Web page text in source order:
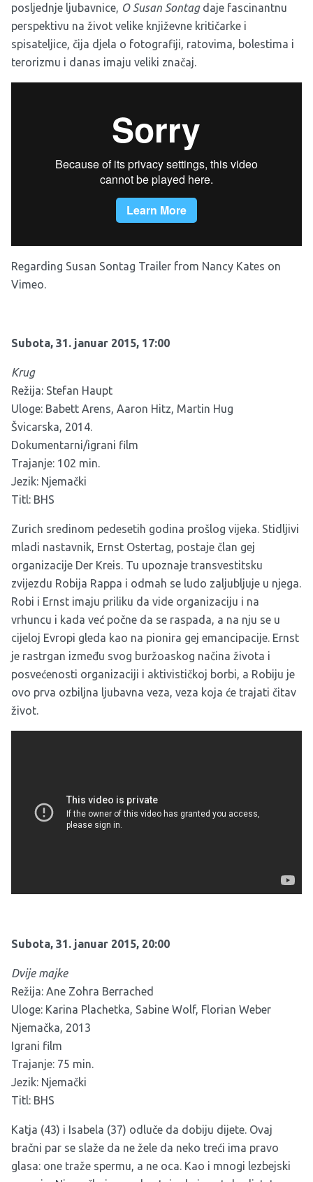
posljednje ljubavnice, O Susan Sontagdaje fascinantnu
perspektivu na život velike književne kritičarke i
spisateljice, čija djela o fotografiji, ratovima, bolestima i
terorizmu i danas imaju veliki značaj.
Regarding Susan Sontag Trailer from Nancy Kates on
Vimeo.
Subota, 31. januar 2015, 17:00
Krug
Režija: Stefan Haupt
Uloge: Babett Arens, Aaron Hitz, Martin Hug
Švicarska, 2014.
Dokumentarni/igrani film
Trajanje: 102 min.
Jezik: Njemački
Titl: BHS
Zurich sredinom pedesetih godina prošlog vijeka. Stidljivi
mladi nastavnik, Ernst Ostertag, postaje član gej
organizacije Der Kreis. Tu upoznaje transvestitsku
zvijezdu Robija Rappa i odmah se ludo zaljubljuje u njega.
Robi i Ernst imaju priliku da vide organizaciju i na
vrhuncu i kada već počne da se raspada, a na nju se u
cijeloj Evropi gleda kao na pionira gej emancipacije. Ernst
je rastrgan između svog buržoaskog načina života i
posvećenosti organizaciji i aktivističkoj borbi, a Robiju je
ovo prva ozbiljna ljubavna veza, veza koja će trajati čitav
život.
Subota, 31. januar 2015, 20:00
Dvije majke
Režija: Ane Zohra Berrached
Uloge: Karina Plachetka, Sabine Wolf, Florian Weber
Njemačka, 2013
Igrani film
Trajanje: 75 min.
Jezik: Njemački
Titl: BHS
Katja (43) i Isabela (37) odluče da dobiju dijete. Ovaj
bračni par se slaže da ne žele da neko treći ima pravo
glasa: one traže spermu, a ne oca. Kao i mnogi lezbejski